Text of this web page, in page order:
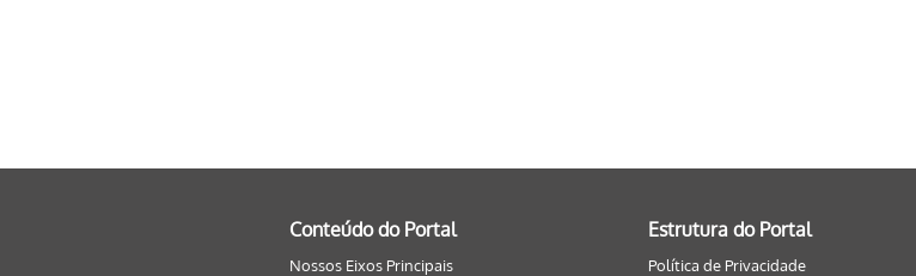
Conteúdo do Portal
Nossos Eixos Principais
Estrutura do Portal
Política de Privacidade